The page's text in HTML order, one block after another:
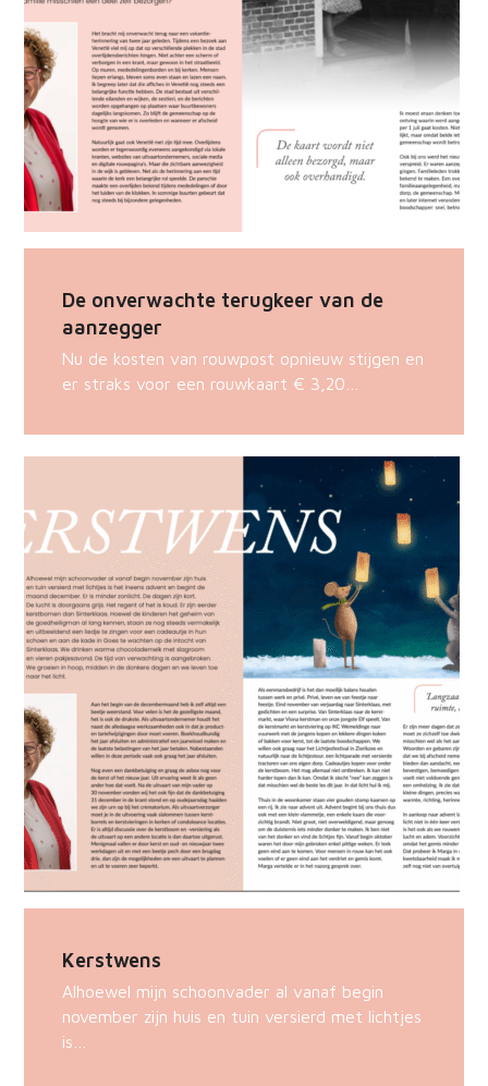
De onverwachte terugkeer van de
aanzegger
Nu de kosten van rouwpost opnieuw stijgen en
er straks voor een rouwkaart € 3,20…
Kerstwens
Alhoewel mijn schoonvader al vanaf begin
november zijn huis en tuin versierd met lichtjes
is…